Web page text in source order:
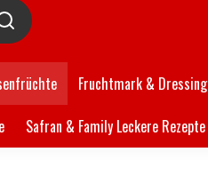
Fruchtmark & Dressing
Safran & Family Leckere Rezepte